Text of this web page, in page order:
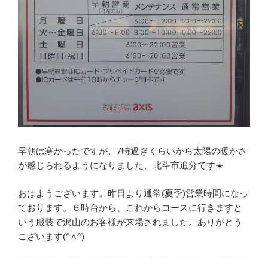
早朝は寒かったですが、7時過ぎくらいから太陽の暖かさ
が感じられるようになりました、北斗市追分です☀️
おはようございます。昨日より通常(夏季)営業時間になっ
ております。６時台から、これからコースに行きますと
いう服装で沢山のお客様が来場されました。ありがとう
ございます(^∧^)